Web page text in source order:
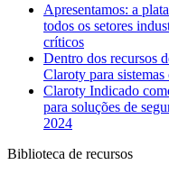
Apresentamos: a
todos os setores
críticos
Dentro dos recursos
Claroty para
Claroty Indicado
para soluções de
2024
Biblioteca de recursos